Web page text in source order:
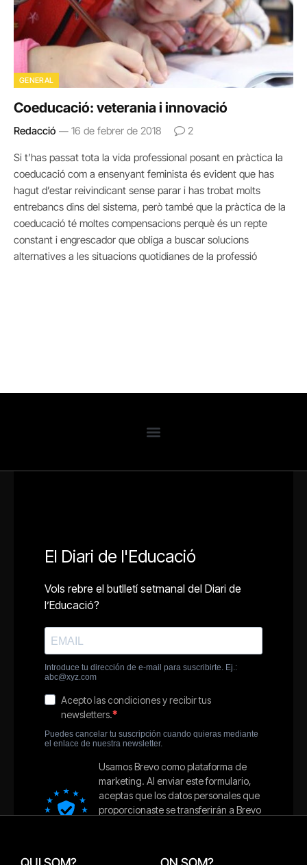
GENERAL
Coeducació: veterania i innovació
Redacció 16 de febrer de 2018 2
Si t’has passat tota la vida professional posant en pràctica la
coeducació com a ensenyant feminista és evident que has
hagut d’estar reivindicant sense parar i has trobat molts
entrebancs dins del sistema, però també que la pràctica de la
coeducació té moltes compensacions perquè és un repte
constant i engrescador que obliga a buscar solucions
alternatives a les situacions quotidianes de la professió